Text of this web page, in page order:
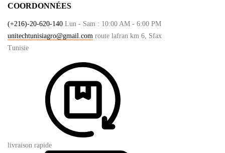
COORDONNÉES
(+216)-20-620-140 Lun - Sam : 10:00 AM - 6:00 PM
unitechtunisiagro@gmail.com route lafran km 6, Sfax
Tunisie
livraison rapide